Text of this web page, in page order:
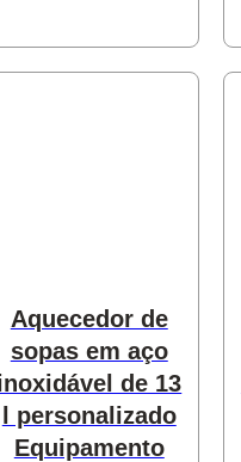
Aquecedor de
sopas em aço
de 13
l personalizado
Equipamento